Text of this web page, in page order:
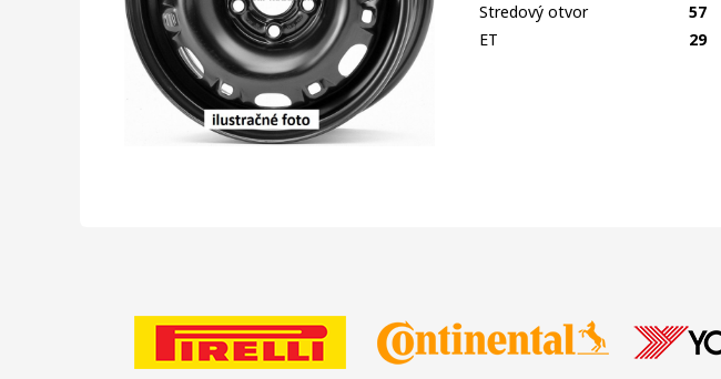
Stredový otvor
57
ET
29